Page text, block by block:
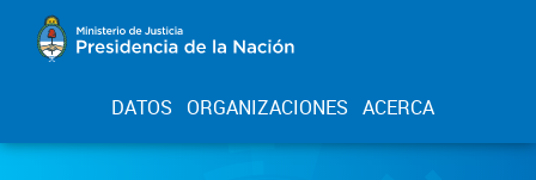
DATOS ORGANIZACIONES ACERCA